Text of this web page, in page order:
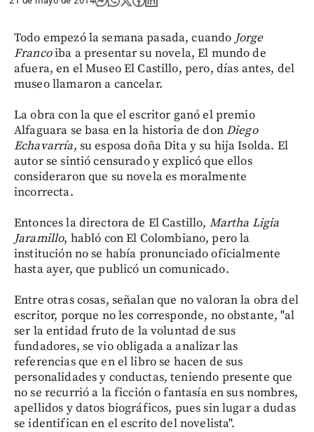
Todo empezó la semana pasada, cuando Jorge
Francoiba a presentar su novela, El mundo de
afuera, en el Museo El Castillo, pero, días antes, del
museo llamaron a cancelar.
La obra con la que el escritor ganó el premio
Alfaguara se basa en la historia de donDiego
Echavarría, su esposa doña Dita y su hija Isolda. El
autor se sintió censurado y explicó que ellos
consideraron que su novela es moralmente
incorrecta.
Entonces la directora de El Castillo, Martha Ligia
Jaramillo, habló con El Colombiano, pero la
institución no se había pronunciado oficialmente
hasta ayer, que publicó un comunicado.
Entre otras cosas, señalan que no valoran la obra del
escritor, porque no les corresponde, no obstante, "al
ser la entidad fruto de la voluntad de sus
fundadores, se vio obligada a analizar las
referencias que en el libro se hacen de sus
personalidades y conductas, teniendo presente que
no se recurrió a la ficción o fantasía en sus nombres,
apellidos y datos biográficos, pues sin lugar a dudas
se identifican en el escrito del novelista".